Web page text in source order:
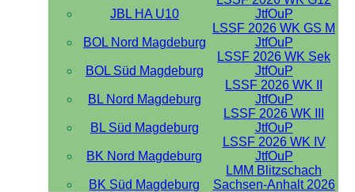
JBL HA U10
JtfOuP
BOL Nord Magdeburg
LSSF 2026 WK GS M
JtfOuP
BOL Süd Magdeburg
LSSF 2026 WK Sek
JtfOuP
BL Nord Magdeburg
LSSF 2026 WK II
JtfOuP
BL Süd Magdeburg
LSSF 2026 WK III
JtfOuP
BK Nord Magdeburg
LSSF 2026 WK IV
JtfOuP
BK Süd Magdeburg
LMM Blitzschach
Sachsen-Anhalt 2026